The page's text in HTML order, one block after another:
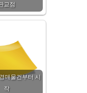
교점
매물건부터 시
작